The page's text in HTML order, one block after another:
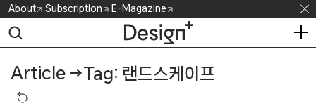
Skip
content
About Subscription E-Magazine
Article →Tag: 랜드스케이프